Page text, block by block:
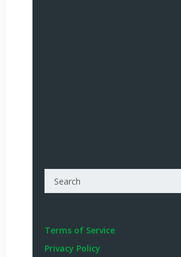
Terms of Service
Privacy Policy